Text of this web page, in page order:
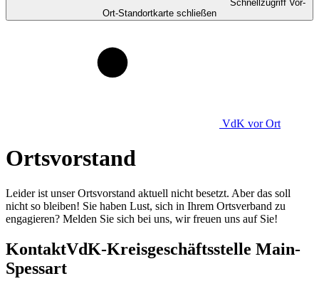
Schnellzugriff Vor-
Ort-Standortkarte schließen
VdK vor Ort
Ortsvorstand
Leider ist unser Ortsvorstand aktuell nicht besetzt. Aber das soll
nicht so bleiben! Sie haben Lust, sich in Ihrem Ortsverband zu
engagieren? Melden Sie sich bei uns, wir freuen uns auf Sie!
KontaktVdK-Kreisgeschäftsstelle Main-
Spessart